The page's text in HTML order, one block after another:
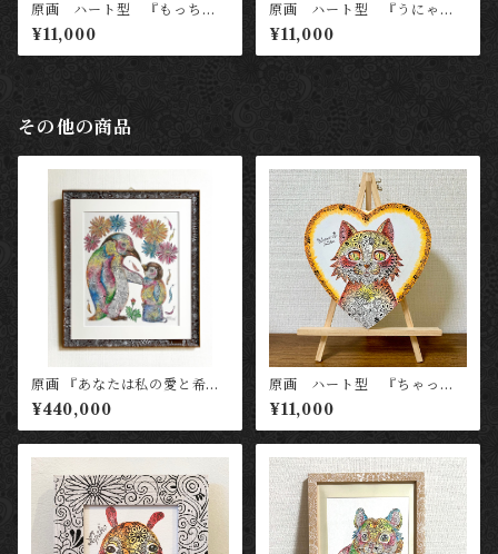
原画 ハート型 『もっちも
ち福猫（紫）』
¥11,000
原画 ハート型 『うにゃっ
と幸猫（青）』
¥11,000
その他の商品
原画 『あなたは私の愛と希
望』
¥440,000
原画 ハート型 『ちゃっか
り金猫（黄）』
¥11,000